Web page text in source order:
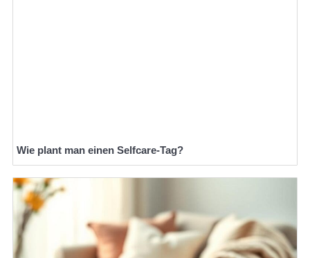
Wie plant man einen Selfcare-Tag?